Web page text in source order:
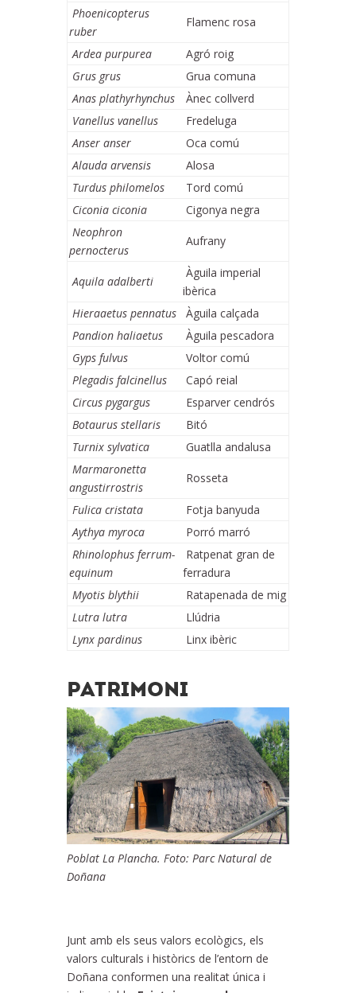
Phoenicopterus
ruber
Flamenc rosa
Ardea purpurea
Agró roig
Grus grus
Grua comuna
Anas plathyrhynchus
Ànec collverd
Vanellus vanellus
Fredeluga
Anser anser
Oca comú
Alauda arvensis
Alosa
Turdus philomelos
Tord comú
Ciconia ciconia
Cigonya negra
Neophron
pernocterus
Aufrany
Aquila adalberti
Àguila imperial
ibèrica
Hieraaetus pennatus
Àguila calçada
Pandion haliaetus
Àguila pescadora
Gyps fulvus
Voltor comú
Plegadis falcinellus
Capó reial
Circus pygargus
Esparver cendrós
Botaurus stellaris
Bitó
Turnix sylvatica
Guatlla andalusa
Marmaronetta
angustirrostris
Rosseta
Fulica cristata
Fotja banyuda
Aythya myroca
Porró marró
Rhinolophus ferrum-
equinum
Ratpenat gran de
ferradura
Myotis blythii
Ratapenada de mig
Lutra lutra
Llúdria
Lynx pardinus
Linx ibèric
PATRIMONI
Poblat La Plancha. Foto: Parc Natural de
Doñana
Junt amb els seus valors ecològics, els
valors culturals i històrics de l’entorn de
Doñana conformen una realitat única i